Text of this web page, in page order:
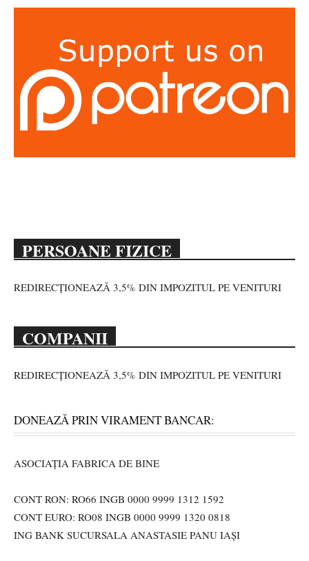
PERSOANE FIZICE
REDIRECȚIONEAZĂ 3,5% DIN IMPOZITUL PE VENITURI
COMPANII
REDIRECȚIONEAZĂ 3,5% DIN IMPOZITUL PE VENITURI
DONEAZĂ PRIN VIRAMENT BANCAR:
ASOCIAȚIA FABRICA DE BINE
CONT RON: RO66 INGB 0000 9999 1312 1592
CONT EURO: RO08 INGB 0000 9999 1320 0818
ING BANK SUCURSALA ANASTASIE PANU IAȘI